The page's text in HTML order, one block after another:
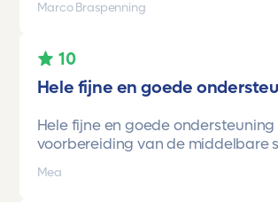
zelf soms denken. Voor ons is
Onze oudste dochter begon ooit
kader. Een lieve, slimme meid,
toetsen van Toetsmij.....helder,
precies op niveau en altijd met
groeien kreeg ze stap voor stap het
Marco Braspenning
10
Hele fijne en goede
Hele fijne en goede
voorbereiding van de middelbare
gemaakt van Toetsmij. Realistische
Mea